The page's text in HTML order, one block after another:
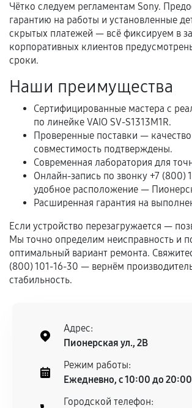
Нарушение правил эксплуатации,
механические повреждения,
перегрев, коррозия.
Естественный износ деталей, если
предусмотрено отдельно.
Обращение после окончания
срока.
Программные сбои, если это не
отдельных условиях.
Если комплектующие
самостоятельно
Гарантия на выполненные работы
Предоставленные детали подходят
техническим параметрам и не
Установка была выполнена нашим
центром.
При этом гарантия на сами
Чётко следуем регламентам Sony.
гарантию на работы и установленные
скрытых платежей — всё фиксируем в
корпоративных клиентов
сроки.
Наши преимущества
Сертифицированные мастера с
по линейке VAIO SV-S1313M1R.
Проверенные поставки —
совместимость подтверждены.
Современная лаборатория для
Онлайн-запись по звонку +7 (800)
удобное расположение —
Расширенная гарантия на
Если устройство перезагружается —
Мы точно определим неисправность и
оптимальный вариант ремонта.
(800) 101-16-30 — вернём
стабильность.
Адрес:
Пионерская ул., 2В
Режим работы:
Ежедневно, с 10:00 до 20:00
Городской телефон: